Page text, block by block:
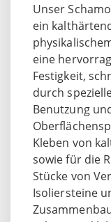
Unser
ein
eine
Festigkeit,
durch
Benutzung
Kleben von
sowie für die
Stücke von
Isoliersteine